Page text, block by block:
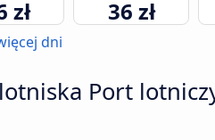
zł 36 zł
dni
Port